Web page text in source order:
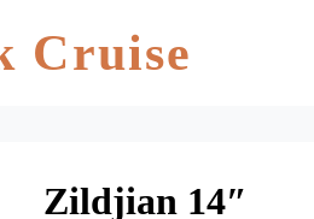
Cruise
Zildjian 14″